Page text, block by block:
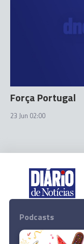
Força Portugal
23 Jun 02:00
Podcasts